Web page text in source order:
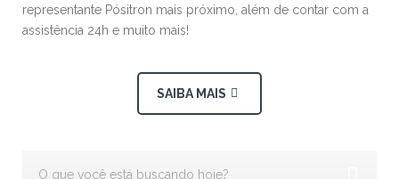
representante Pósitron mais próximo, além de contar com a
assistência 24h e muito mais!
SAIBA MAIS